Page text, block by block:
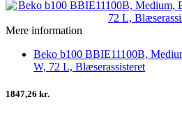
Mere information
Beko b100 BBIE11100B,
W, 72 L, Blæserassisteret
1847,26 kr.